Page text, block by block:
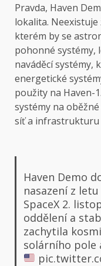
Pravda, Haven
lokalita.
kterém by se
pohonné systémy,
naváděcí systémy,
energetické
použity na Haven-
systémy na
síť a infrastrukturu
Haven Demo
nasazení z
SpaceX 2.
oddělení a
zachytila
solárního pole